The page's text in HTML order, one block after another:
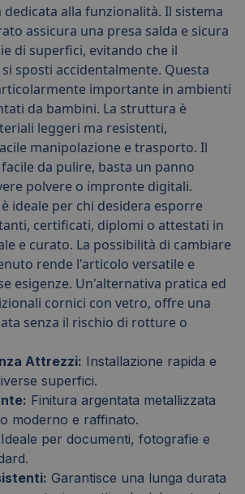
alla funzionalità. Il sistema
assicura una presa salda e sicura
di superfici, evitando che il
sposti accidentalmente. Questa
importante in ambienti
da bambini. La struttura è
leggeri ma resistenti,
manipolazione e trasporto. Il
da pulire, basta un panno
polvere o impronte digitali.
ideale per chi desidera esporre
certificati, diplomi o attestati in
e curato. La possibilità di cambiare
rende l'articolo versatile e
esigenze. Un'alternativa pratica ed
cornici con vetro, offre una
senza il rischio di rotture o
Attrezzi: Installazione rapida e
superfici.
Finitura argentata metallizzata
moderno e raffinato.
Ideale per documenti, fotografie e
Garantisce una lunga durata